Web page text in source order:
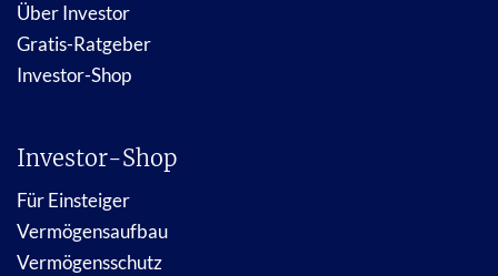
Über Investor
Gratis-Ratgeber
Investor-Shop
Investor-Shop
Für Einsteiger
Vermögensaufbau
Vermögensschutz